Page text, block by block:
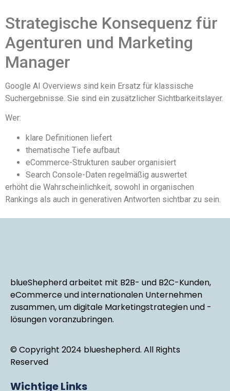
Strategische Konsequenz für
Agenturen und Marketing
Manager
Google AI Overviews sind kein Ersatz für klassische
Suchergebnisse. Sie sind ein zusätzlicher Sichtbarkeitslayer.
Wer:
klare Definitionen liefert
thematische Tiefe aufbaut
eCommerce-Strukturen sauber organisiert
Search Console-Daten regelmäßig auswertet
erhöht die Wahrscheinlichkeit, sowohl in organischen
Rankings als auch in generativen Antworten sichtbar zu sein.
blueShepherd arbeitet mit B2B- und B2C-Kunden,
eCommerce und internationalen Unternehmen
zusammen, um digitale Marketingstrategien und -
lösungen voranzubringen.
© Copyright 2024 blueshepherd. All Rights
Reserved
Wichtige Links